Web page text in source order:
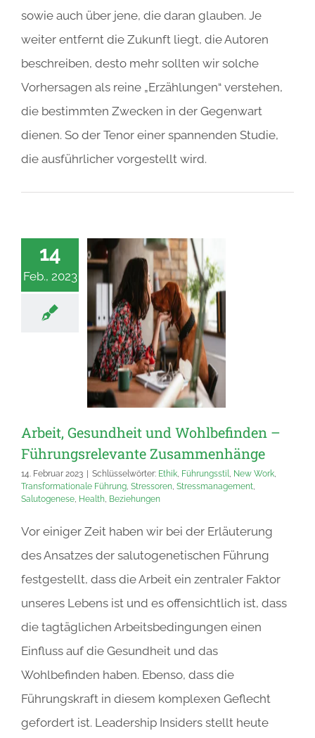
sowie auch über jene, die daran glauben. Je
weiter entfernt die Zukunft liegt, die Autoren
beschreiben, desto mehr sollten wir solche
Vorhersagen als reine „Erzählungen“ verstehen,
die bestimmten Zwecken in der Gegenwart
dienen. So der Tenor einer spannenden Studie,
die ausführlicher vorgestellt wird.
14
Feb., 2023
Arbeit, Gesundheit und Wohlbefinden –
Führungsrelevante Zusammenhänge
14. Februar 2023 Schlüsselwörter: Ethik, Führungsstil, New Work,
Transformationale Führung, Stressoren, Stressmanagement,
Salutogenese, Health, Beziehungen
Vor einiger Zeit haben wir bei der Erläuterung
des Ansatzes der salutogenetischen Führung
festgestellt, dass die Arbeit ein zentraler Faktor
unseres Lebens ist und es offensichtlich ist, dass
die tagtäglichen Arbeitsbedingungen einen
Einfluss auf die Gesundheit und das
Wohlbefinden haben. Ebenso, dass die
Führungskraft in diesem komplexen Geflecht
gefordert ist. Leadership Insiders stellt heute